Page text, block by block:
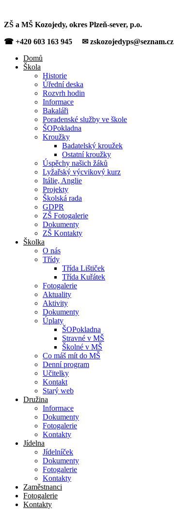
ZŠ a MŠ Kozojedy, okres Plzeň-sever, p.o.
☎ +420 603 163 945 ✉ zskozojedyps@seznam.cz
Domů
Škola
Historie
Úřední deska
Rozvrh hodin
Informace
Bakaláři
Poradenské služby ve škole
ŠOPokladna
Kroužky
Badatelský kroužek
Ostatní kroužky
Úspěchy našich žáků
Lyžařský výcvikový kurz
Itálie, Anglie
Projekty
Školská rada
GDPR
ZŠ Fotogalerie
Dokumenty
ZŠ Kontakty
Školka
O nás
Třídy
Třída Lištiček
Třída Kuřátek
Fotogalerie
Aktuality
Aktivity
Dokumenty
Úplaty
ŠOPokladna
Stravné v MŠ
Školné v MŠ
Co máš mít do MŠ
Denní program
Učitelky
Kontakt
Starý web
Družina
Informace
Dokumenty
Fotogalerie
Kontakty
Jídelna
Jídelníček
Dokumenty
Fotogalerie
Kontakty
Zaměstnanci
Fotogalerie
Kontakty